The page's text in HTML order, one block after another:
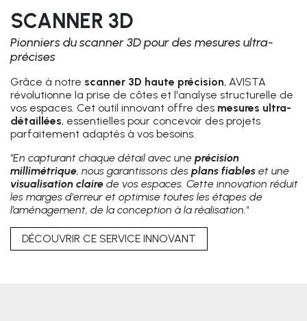
SCANNER 3D
Pionniers du scanner 3D pour des mesures ultra-
précises
Grâce à notre scanner 3D haute précision, AVISTA
révolutionne la prise de côtes et l'analyse structurelle de
vos espaces. Cet outil innovant offre des mesures ultra-
détaillées, essentielles pour concevoir des projets
parfaitement adaptés à vos besoins.
"En capturant chaque détail avec une précision
millimétrique, nous garantissons des plans fiables et une
visualisation claire de vos espaces. Cette innovation réduit
les marges d'erreur et optimise toutes les étapes de
l’aménagement, de la conception à la réalisation."
DÉCOUVRIR CE SERVICE INNOVANT